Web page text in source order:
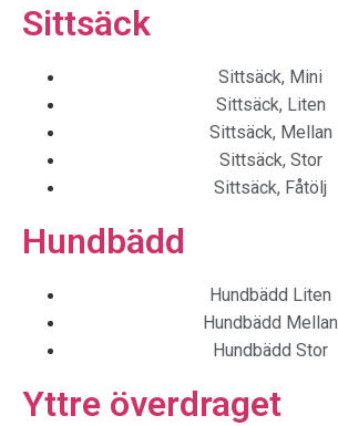
Sittsäck
Sittsäck, Mini
Sittsäck, Liten
Sittsäck, Mellan
Sittsäck, Stor
Sittsäck, Fåtölj
Hundbädd
Hundbädd Liten
Hundbädd Mellan
Hundbädd Stor
Yttre överdraget